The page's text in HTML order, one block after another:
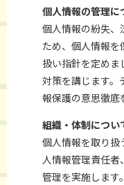
個人情報の管理に
個人情報の紛失、
ため、個人情報を
扱い指針を定めま
対策を講じます。
報保護の意思徹底
組織・体制につい
個人情報を取り扱
人情報管理責任者
管理を実施します